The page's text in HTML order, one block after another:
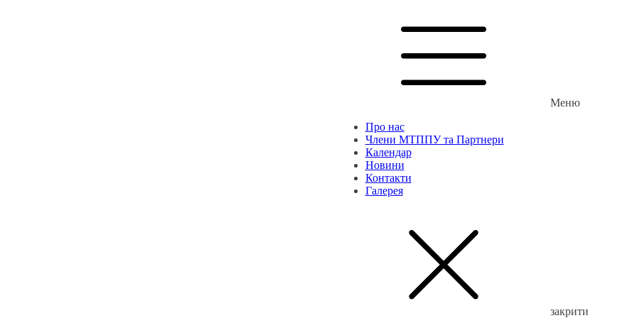
Меню
Про нас
Члени МТППУ та Партнери
Календар
Новини
Контакти
Галерея
закрити